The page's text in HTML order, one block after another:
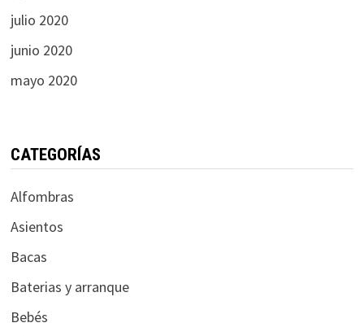
julio 2020
junio 2020
mayo 2020
CATEGORÍAS
Alfombras
Asientos
Bacas
Baterias y arranque
Bebés